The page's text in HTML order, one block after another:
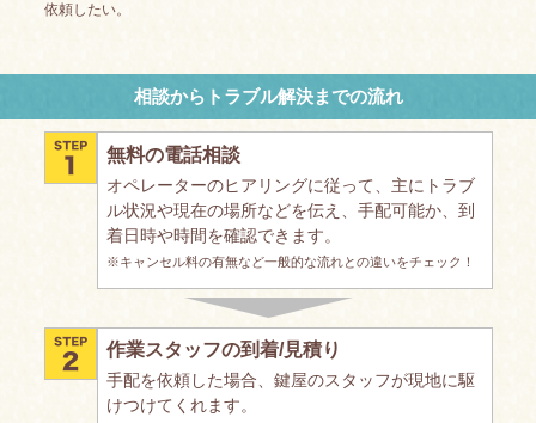
依頼したい。
相談からトラブル解決までの流れ
無料の電話相談
オペレーターのヒアリングに従って、主にトラブ
ル状況や現在の場所などを伝え、手配可能か、到
着日時や時間を確認できます。
※キャンセル料の有無など一般的な流れとの違いをチェック！
作業スタッフの到着/見積り
手配を依頼した場合、鍵屋のスタッフが現地に駆
けつけてくれます。